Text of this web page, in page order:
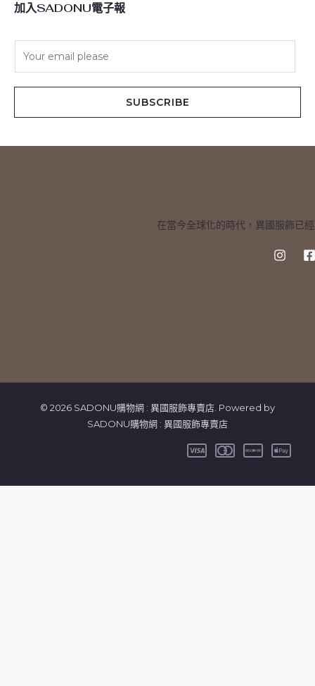
加入SADONU電子報
SUBSCRIBE
在當今全球化的時代，異國服飾已
© 2026 SADONU購物網 : 異國服飾專賣店. Powered by
SADONU購物網 : 異國服飾專賣店